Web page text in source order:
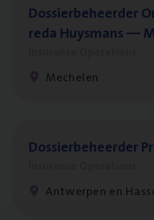
Dos­sier­be­heer­der
re­da Huys­mans —
Mechelen
Dos­sier­be­heer­der
Antwerpen en